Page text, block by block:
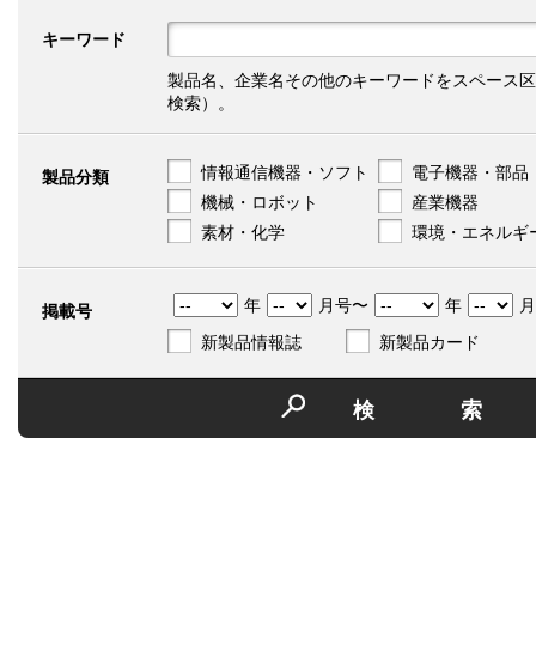
キーワード
製品名、企業名その他のキーワードをスペース
検索）。
製品分類 情報通信機器・ソフト
電子機器・部品
機械・ロボット
産業機器
素材・化学
環境・エネルギ
掲載号 年 月号〜 年
新製品情報誌
新製品カード
検